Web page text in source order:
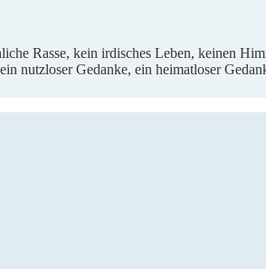
Rasse, kein irdisches Leben, keinen
nutzloser Gedanke, ein heimatloser